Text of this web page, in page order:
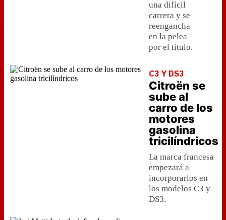
una difícil
carrera y se
reengancha
en la pelea
por el título.
C3 Y DS3
Citroën se
sube al
carro de los
motores
gasolina
tricilíndricos
La marca francesa
empezará a
incorporarlos en
los modelos C3 y
DS3.